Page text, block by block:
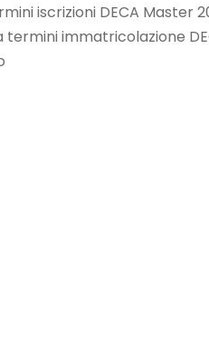
iscrizioni DECA Master
termini immatricolazione